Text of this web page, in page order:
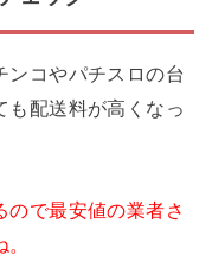
ンコやパチスロの台
も配送料が高くなっ
ので最安値の業者さ